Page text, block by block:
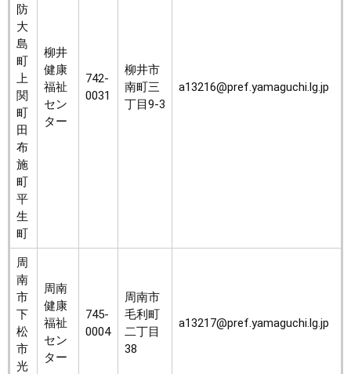
防
大
島
町
上
関
町
田
布
施
町
平
生
町
柳井
健康
福祉
セン
ター
742-
0031
柳井市
南町三
丁目9-3
a13216@pref.yamaguchi.lg.jp
周
南
市
下
松
市
光
周南
健康
福祉
セン
ター
745-
0004
周南市
毛利町
二丁目
38
a13217@pref.yamaguchi.lg.jp